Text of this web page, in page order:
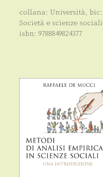
collana: Università, bic:
Società e scienze sociali
isbn: 9788849824377